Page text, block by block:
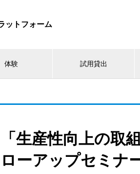
体験 試用貸出
「生産性向上の取
ローアップセミナ